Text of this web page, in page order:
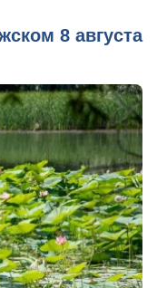
8 августа